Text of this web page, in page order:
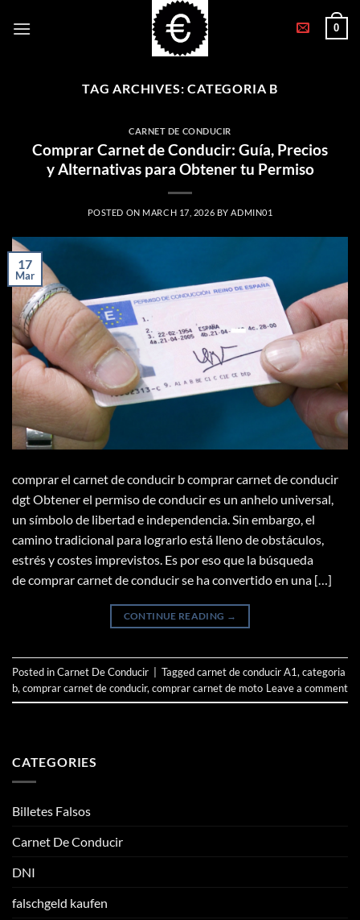
0
TAG ARCHIVES:CATEGORIA B
CARNET DE CONDUCIR
Comprar Carnet de Conducir: Guía, Precios
y Alternativas para Obtener tu Permiso
POSTED ON MARCH 17, 2026 BY ADMIN01
17
Mar
comprar el carnet de conducir b comprar carnet de conducir
dgt Obtener el permiso de conducir es un anhelo universal,
un símbolo de libertad e independencia. Sin embargo, el
camino tradicional para lograrlo está lleno de obstáculos,
estrés y costes imprevistos. Es por eso que la búsqueda
de comprar carnet de conducir se ha convertido en una […]
CONTINUE READING →
Posted inCarnet De Conducir Taggedcarnet de conducir A1, categoria
b, comprar carnet de conducir, comprar carnet de moto Leave a comment
CATEGORIES
Billetes Falsos
Carnet De Conducir
DNI
falschgeld kaufen